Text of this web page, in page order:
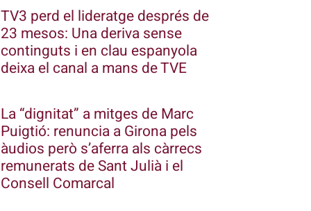
TV3 perd el lideratge després de
23 mesos: Una deriva sense
continguts i en clau espanyola
deixa el canal a mans de TVE
La “dignitat” a mitges de Marc
Puigtió: renuncia a Girona pels
àudios però s’aferra als càrrecs
remunerats de Sant Julià i el
Consell Comarcal